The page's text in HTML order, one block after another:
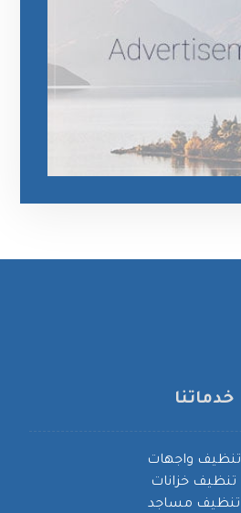
خدماتنا
تنظيف واجهات
تنظيف خزانات
تنظيف مساجد